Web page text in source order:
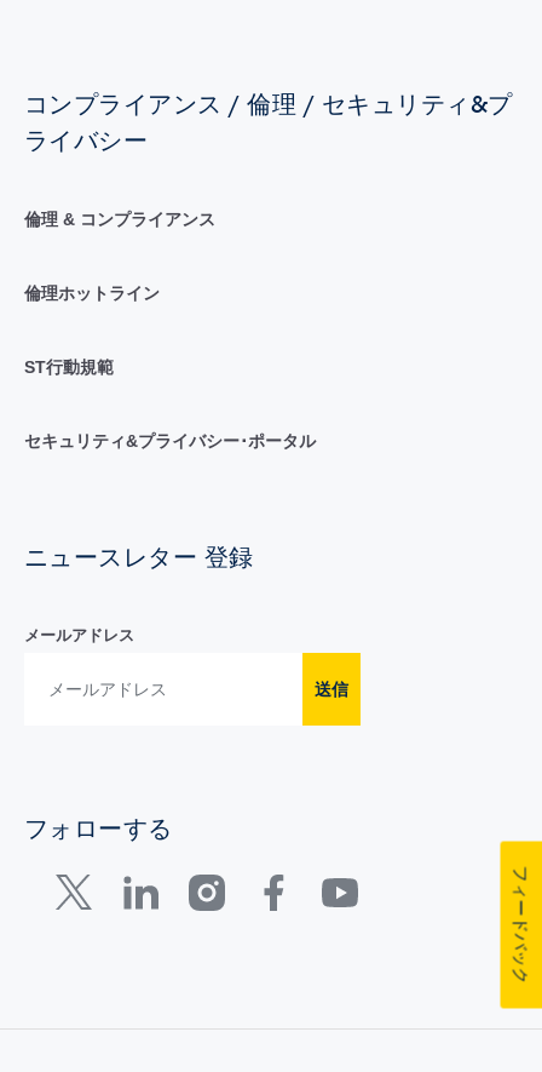
コンプライアンス / 倫理 / セキュリティ&プ
ライバシー
倫理 & コンプライアンス
倫理ホットライン
ST行動規範
セキュリティ&プライバシー･ポータル
ニュースレター 登録
メールアドレス
送信
フォローする
フィードバック